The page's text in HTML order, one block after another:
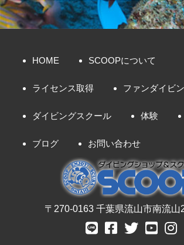
HOME SCOOPについて
ライセンス取得 ファンダイビ
ダイビングスクール 体験
ブログ お問い合わせ
〒270-0163 千葉県流山市南流山